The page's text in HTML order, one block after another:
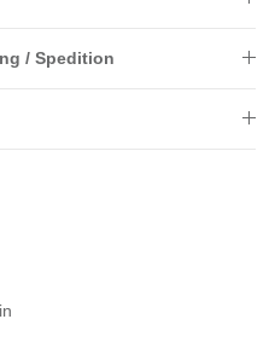
/ Spedition